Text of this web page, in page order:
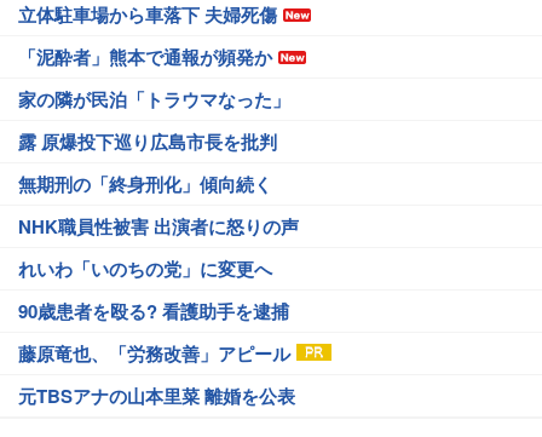
立体駐車場から車落下 夫婦死傷
「泥酔者」熊本で通報が頻発か
家の隣が民泊「トラウマなった」
露 原爆投下巡り広島市長を批判
無期刑の「終身刑化」傾向続く
NHK職員性被害 出演者に怒りの声
れいわ「いのちの党」に変更へ
90歳患者を殴る? 看護助手を逮捕
藤原竜也、「労務改善」アピール
元TBSアナの山本里菜 離婚を公表